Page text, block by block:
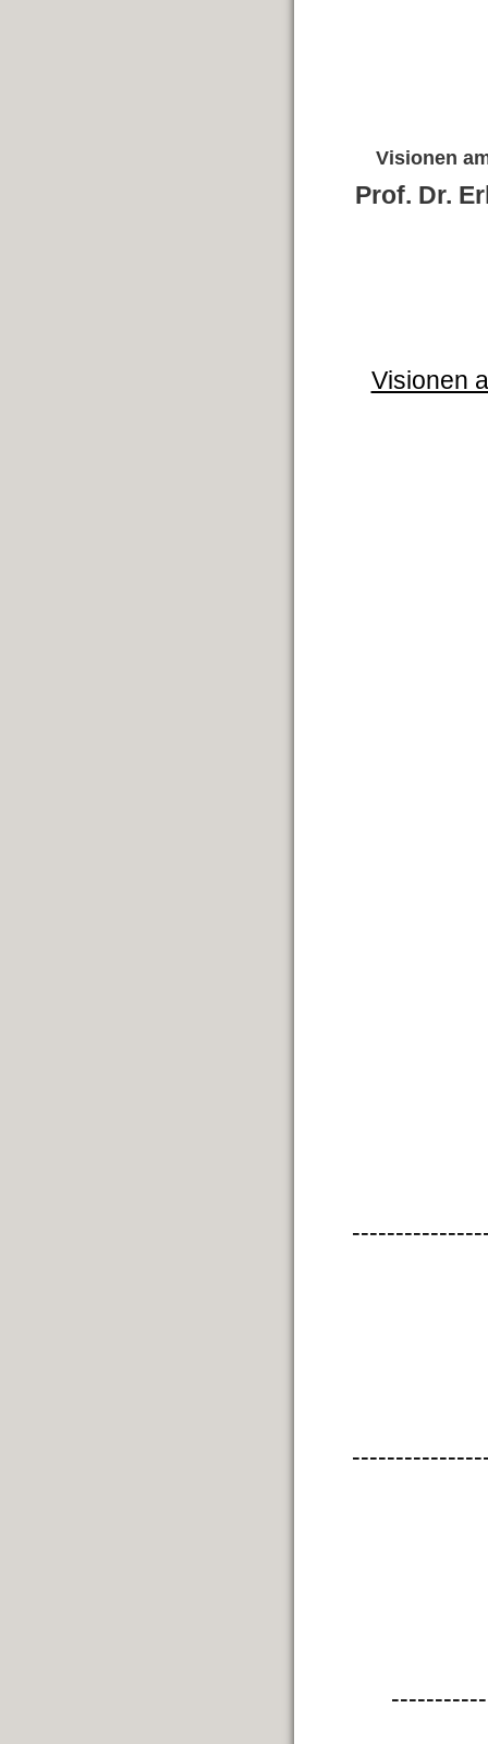
Visionen
Prof. Dr.
Visionen